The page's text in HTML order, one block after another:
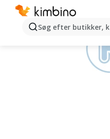
Søg efter butikker,